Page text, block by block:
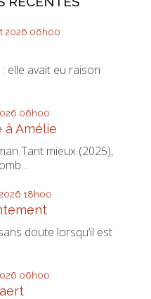
2026 06h00
elle avait eu raison
06h00
à Amélie
Tant mieux (2025),
18h00
doute lorsqu’il est
06h00